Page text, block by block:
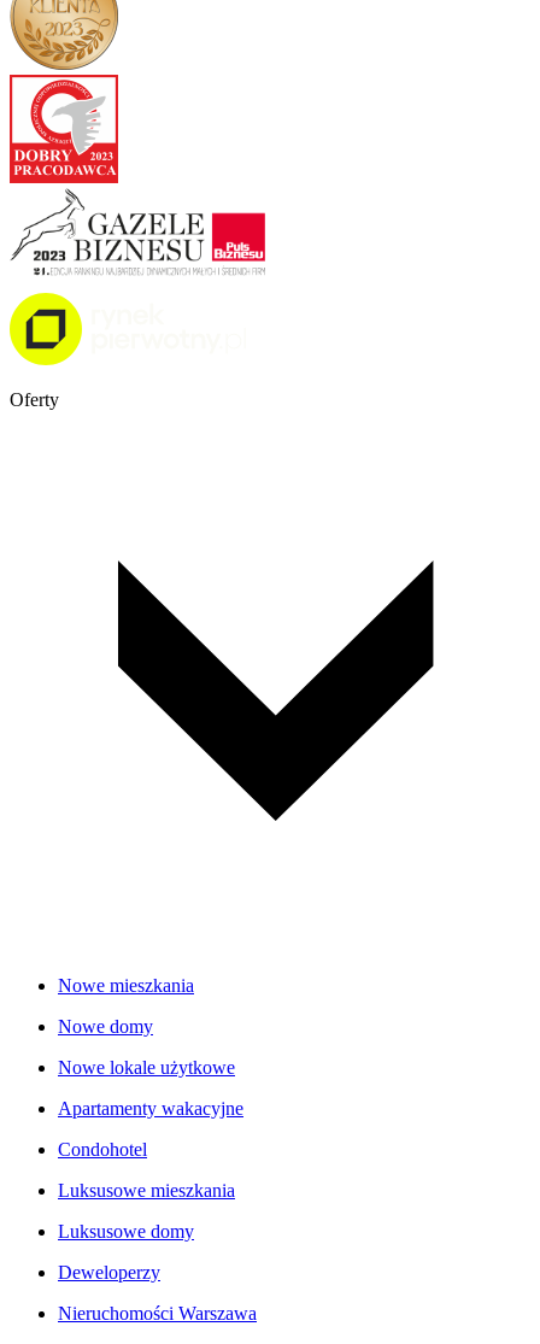
Oferty
Nowe mieszkania
Nowe domy
Nowe lokale użytkowe
Apartamenty wakacyjne
Condohotel
Luksusowe mieszkania
Luksusowe domy
Deweloperzy
Nieruchomości Warszawa